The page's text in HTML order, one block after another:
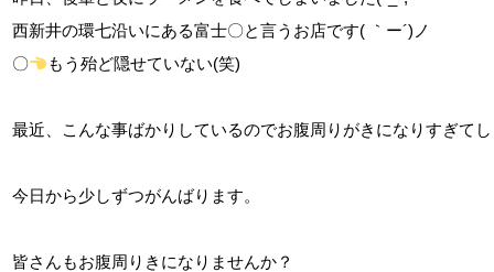
西新井の環七沿いにある富士〇と言うお店です( ｀ー´)ノ
〇
もう殆ど隠せていない(笑)
最近、こんな事ばかりしているのでお腹周りがきになりすぎて
今日から少しずつがんばります。
皆さんもお腹周りきになりませんか？